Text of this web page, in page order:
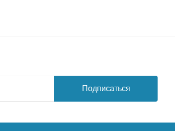
Подписаться